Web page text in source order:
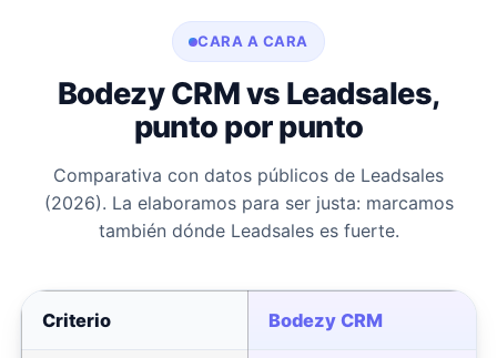
CARA A CARA
Bodezy CRM vs Leadsales,
punto por punto
Comparativa con datos públicos de Leadsales
(2026). La elaboramos para ser justa: marcamos
también dónde Leadsales es fuerte.
Criterio Bodezy CRM